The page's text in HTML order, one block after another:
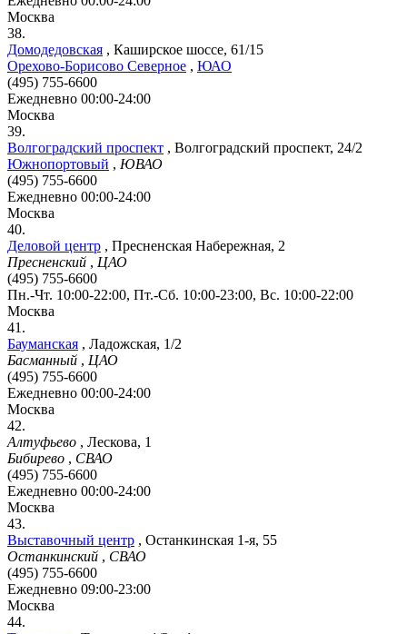
Москва
38.
Домодедовская , Каширское шоссе, 61/15
Орехово-Борисово Северное , ЮАО
(495) 755-6600
Ежедневно 00:00-24:00
Москва
39.
Волгоградский проспект , Волгоградский проспект, 24/2
Южнопортовый , ЮВАО
(495) 755-6600
Ежедневно 00:00-24:00
Москва
40.
Деловой центр , Пресненская Набережная, 2
Пресненский , ЦАО
(495) 755-6600
Пн.-Чт. 10:00-22:00, Пт.-Сб. 10:00-23:00, Вс. 10:00-22:00
Москва
41.
Бауманская , Ладожская, 1/2
Басманный , ЦАО
(495) 755-6600
Ежедневно 00:00-24:00
Москва
42.
Алтуфьево , Лескова, 1
Бибирево , СВАО
(495) 755-6600
Ежедневно 00:00-24:00
Москва
43.
Выставочный центр , Останкинская 1-я, 55
Останкинский , СВАО
(495) 755-6600
Ежедневно 09:00-23:00
Москва
44.